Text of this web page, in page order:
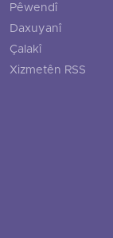
Pêwendî
Daxuyanî
Çalakî
Xizmetên RSS